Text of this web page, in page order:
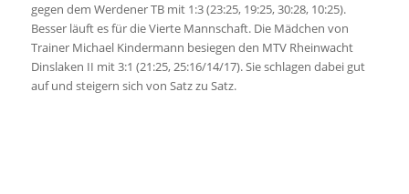
gegen dem Werdener TB mit 1:3 (23:25, 19:25, 30:28, 10:25).
Besser läuft es für die Vierte Mannschaft. Die Mädchen von
Trainer Michael Kindermann besiegen den MTV Rheinwacht
Dinslaken II mit 3:1 (21:25, 25:16/14/17). Sie schlagen dabei gut
auf und steigern sich von Satz zu Satz.